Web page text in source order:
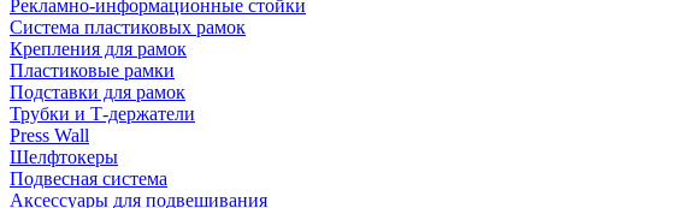
Рекламно-информационные стойки
Система пластиковых рамок
Крепления для рамок
Пластиковые рамки
Подставки для рамок
Трубки и Т-держатели
Press Wall
Шелфтокеры
Подвесная система
Аксессуары для подвешивания